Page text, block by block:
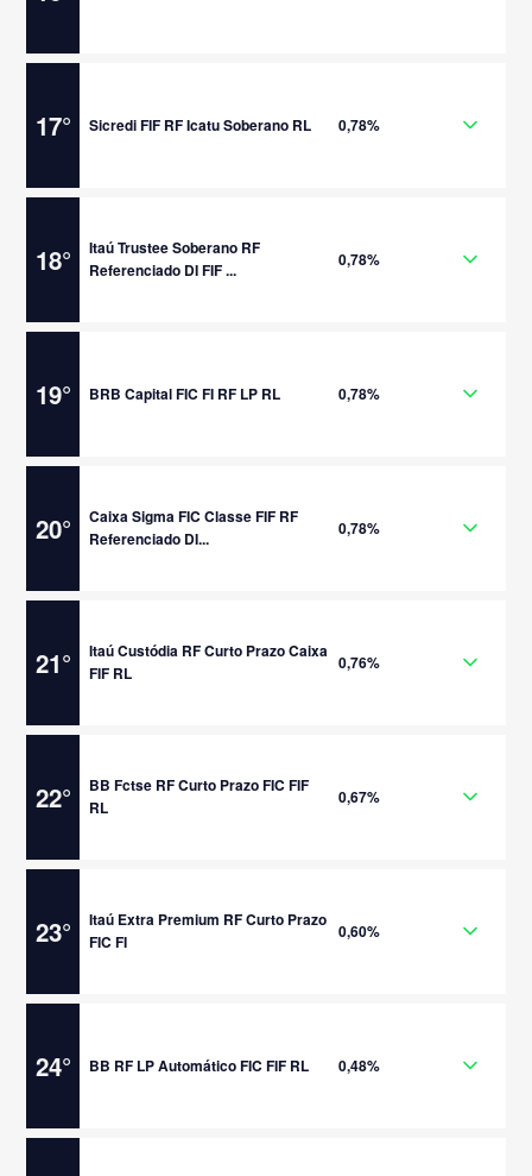
17° Sicredi FIF RF Icatu Soberano RL 0,78%
18°
Itaú Trustee Soberano RF
Referenciado DI FIF ...
0,78%
19° BRB Capital FIC FI RF LP RL 0,78%
20°
Caixa Sigma FIC Classe FIF RF
Referenciado DI...
0,78%
21°
Itaú Custódia RF Curto Prazo Caixa
FIF RL
0,76%
22°
BB Fctse RF Curto Prazo FIC FIF
RL
0,67%
23°
Itaú Extra Premium RF Curto Prazo
FIC FI
0,60%
24° BB RF LP Automático FIC FIF RL 0,48%